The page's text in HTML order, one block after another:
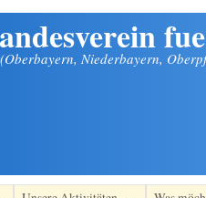
Niederbayern,